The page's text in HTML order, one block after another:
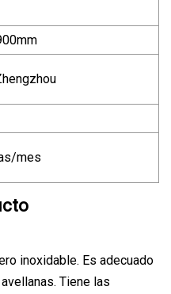
mes
inoxidable. Es adecuado
Tiene las